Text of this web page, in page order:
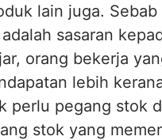
lain juga. Sebab
sasaran
orang bekerja
lebih
perlu pegang stok
stok yang